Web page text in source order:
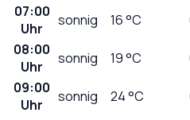
07:00
Uhr
sonnig 16°C
08:00
Uhr
sonnig 19°C
09:00
Uhr
sonnig 24°C